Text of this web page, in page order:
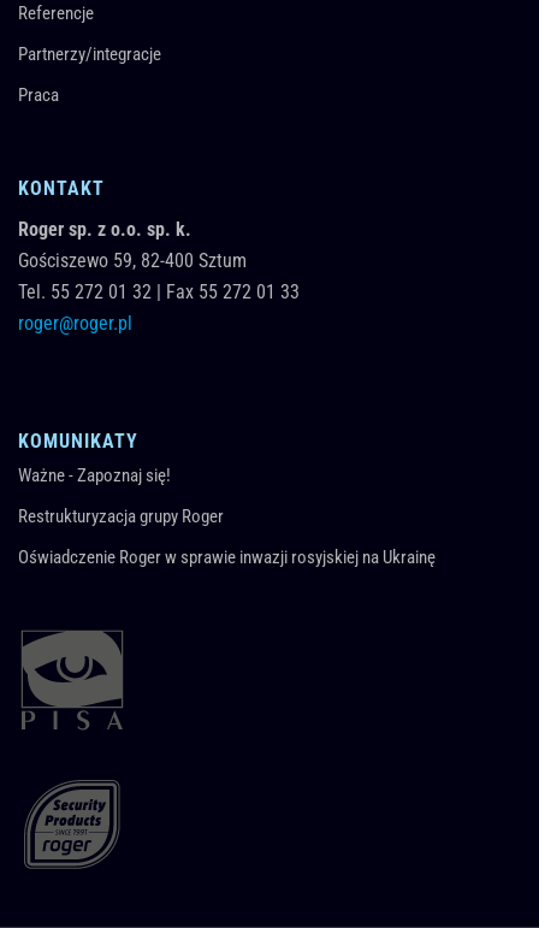
Referencje
Partnerzy/integracje
Praca
KONTAKT
Roger sp. z o.o. sp. k.
Gościszewo 59, 82-400 Sztum
Tel. 55 272 01 32 | Fax 55 272 01 33
roger@roger.pl
KOMUNIKATY
Ważne - Zapoznaj się!
Restrukturyzacja grupy Roger
Oświadczenie Roger w sprawie inwazji rosyjskiej na Ukrainę